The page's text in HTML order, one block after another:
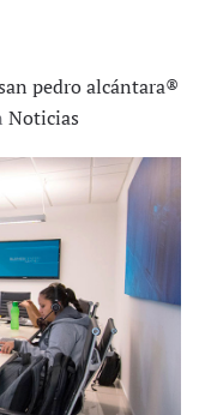
pedro alcántara®
Noticias